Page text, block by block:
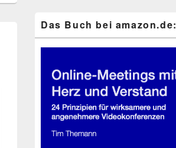
Das Buch bei ama​zon​.de: